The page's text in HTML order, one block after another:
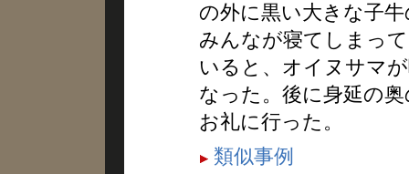
の外に黒い大きな子
みんなが寝てしまっ
いると、オイヌサマ
なった。後に身延の
お礼に行った。
類似事例